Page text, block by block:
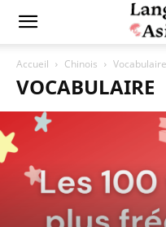
Accueil Chinois Vocabulaire
VOCABULAIRE